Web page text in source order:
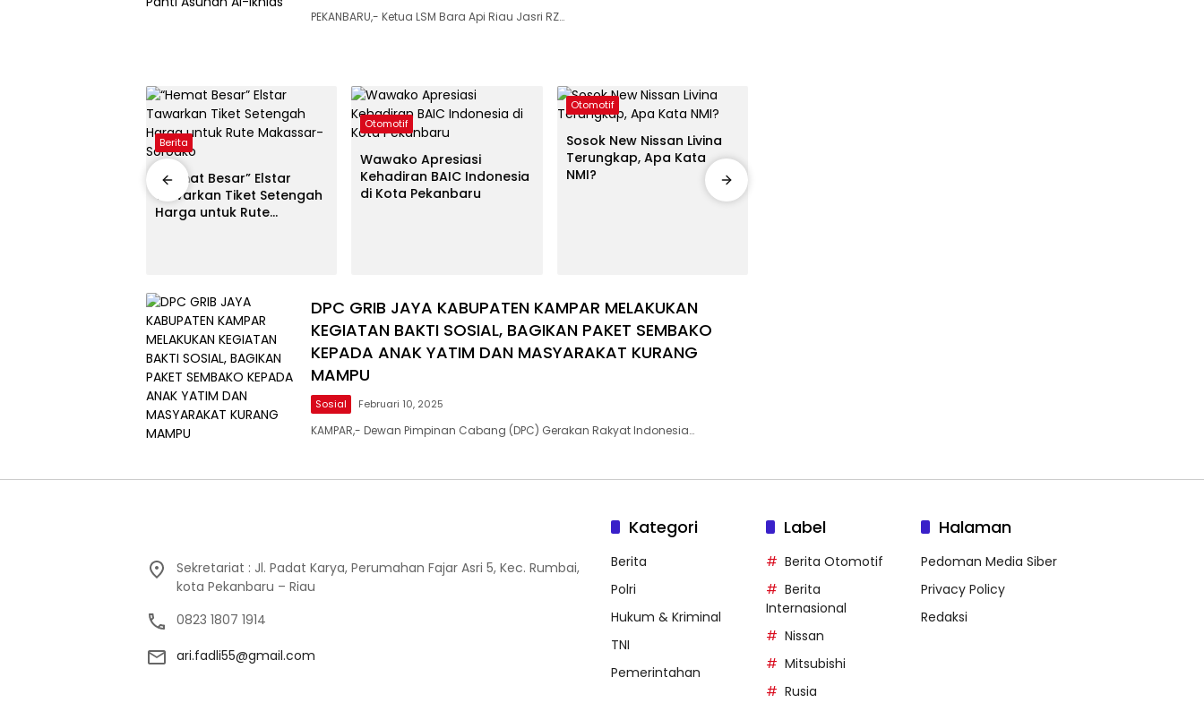
PEKANBARU,- Ketua LSM Bara Api Riau Jasri RZ…
Berita
“Hemat Besar” Elstar
Tawarkan Tiket Setengah
Harga untuk Rute
Otomotif
Wawako Apresiasi
Kehadiran BAIC Indonesia
di Kota Pekanbaru
Otomotif
Sosok New Nissan Livina
Terungkap, Apa Kata
NMI?
DPC GRIB JAYA KABUPATEN KAMPAR MELAKUKAN
KEGIATAN BAKTI SOSIAL, BAGIKAN PAKET SEMBAKO
KEPADA ANAK YATIM DAN MASYARAKAT KURANG
MAMPU
Sosial Februari 10, 2025
KAMPAR,- Dewan Pimpinan Cabang (DPC) Gerakan Rakyat Indonesia…
Sekretariat : Jl. Padat Karya, Perumahan Fajar Asri 5, Kec. Rumbai,
kota Pekanbaru – Riau
0823 1807 1914
ari.fadli55@gmail.com
Kategori
Berita
Polri
Hukum & Kriminal
TNI
Pemerintahan
Label
Berita Otomotif
Berita
Internasional
Nissan
Mitsubishi
Rusia
Halaman
Pedoman Media Siber
Privacy Policy
Redaksi